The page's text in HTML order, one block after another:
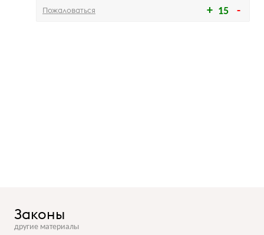
15
Пожаловаться
Законы
другие материалы